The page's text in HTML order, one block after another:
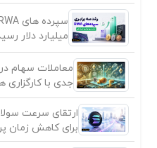
میلیارد دلار
معاملات سهام
جدی با کارگزاری
ارتقای سرعت
برای کاهش زمان